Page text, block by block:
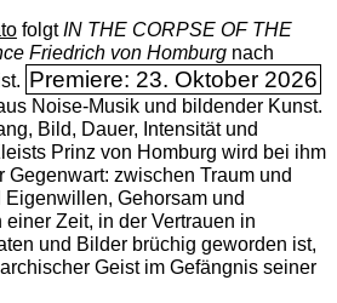
folgtIN THE CORPSE OF THE
Friedrich von Homburgnach
Premiere: 23. Oktober 2026
Noise-Musik und bildender Kunst.
Bild, Dauer, Intensität und
Prinz von Homburg wird bei ihm
Gegenwart: zwischen Traum und
Eigenwillen, Gehorsam und
einer Zeit, in der Vertrauen in
und Bilder brüchig geworden ist,
Geist im Gefängnis seiner